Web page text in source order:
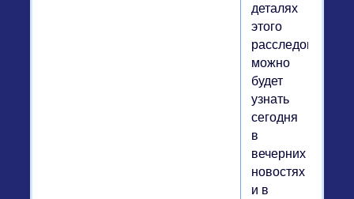
деталях
этого
расследования
можно
будет
узнать
сегодня
в
вечерних
новостях
и в